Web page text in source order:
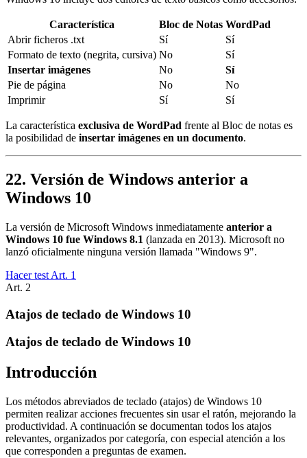
Característica Bloc de Notas WordPad
Abrir ficheros .txt
Sí
Sí
Formato de texto (negrita, cursiva) No
Sí
Insertar imágenes
No
Sí
Pie de página
No
No
Imprimir
Sí Sí
La característica exclusiva de WordPad frente al Bloc de notas es
la posibilidad de insertar imágenes en un documento.
22. Versión de Windows anterior a
Windows 10
La versión de Microsoft Windows inmediatamente anterior a
Windows 10 fue Windows 8.1 (lanzada en 2013). Microsoft no
lanzó oficialmente ninguna versión llamada "Windows 9".
Hacer test Art. 1
Art. 2
Atajos de teclado de Windows 10
Atajos de teclado de Windows 10
Introducción
Los métodos abreviados de teclado (atajos) de Windows 10
permiten realizar acciones frecuentes sin usar el ratón, mejorando la
productividad. A continuación se documentan todos los atajos
relevantes, organizados por categoría, con especial atención a los
que corresponden a preguntas de examen.